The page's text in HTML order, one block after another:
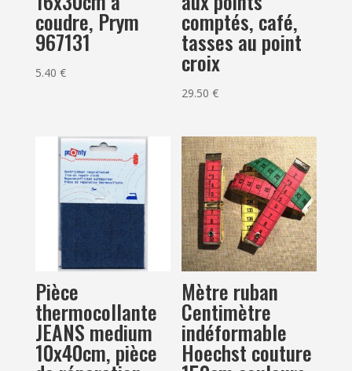
coudre, Prym
967131
5.40 €
comptés, café,
tasses au point
croix
29.50€
Pièce
thermocollante
JEANS medium
10x40cm, pièce
Mètre ruban
Centimètre
indéformable
Hoechst couture